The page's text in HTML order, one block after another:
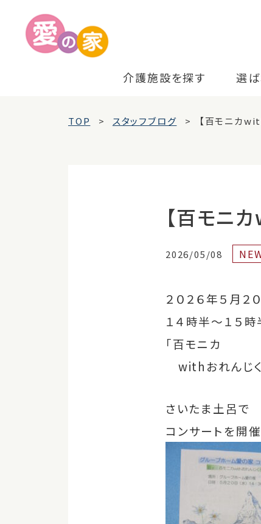
介護施設を探す 選
TOP スタッフブログ 【百モニカ
【百モニ
2026/05/08
２０２６年５月２
１４時半～１５時
「百モニカ
withおれんじ
さいたま土呂で
コンサートを開催